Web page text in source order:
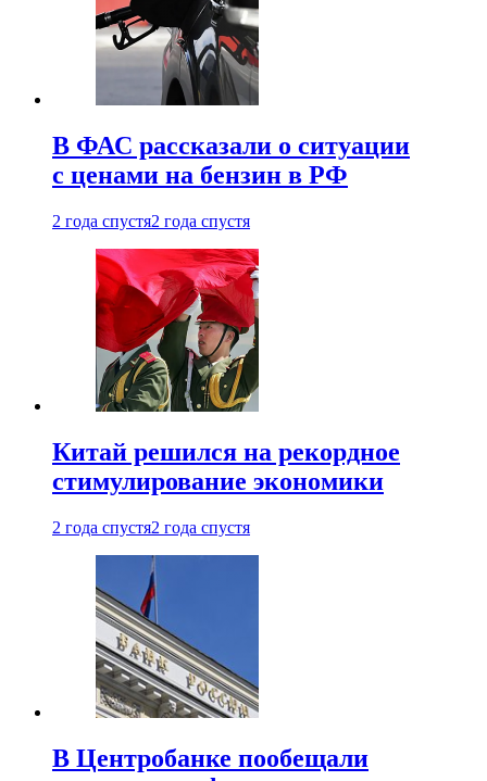
В ФАС рассказали о ситуации
с ценами на бензин в РФ
2 года спустя2 года спустя
Китай решился на рекордное
стимулирование экономики
2 года спустя2 года спустя
В Центробанке пообещали